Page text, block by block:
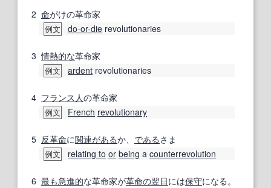
2 命がけの革命家
例文 do-or-die revolutionaries
3 情熱的な革命家
例文 ardent revolutionaries
4 フランス人の革命家
例文 French revolutionary
5 反革命に関連があるか、 であるさま
例文 relating to or being a counterrevolution
6 最も急進的な革命家が革命の翌日には保守になる。